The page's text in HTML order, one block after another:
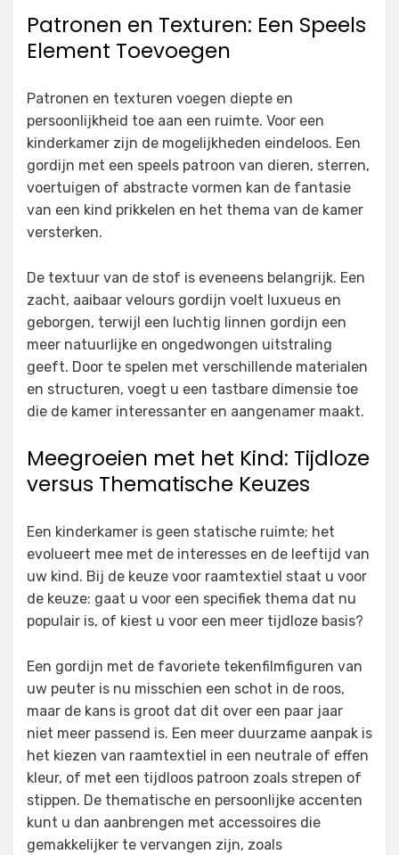
Patronen en Texturen: Een Speels
Element Toevoegen
Patronen en texturen voegen diepte en
persoonlijkheid toe aan een ruimte. Voor een
kinderkamer zijn de mogelijkheden eindeloos. Een
gordijn met een speels patroon van dieren, sterren,
voertuigen of abstracte vormen kan de fantasie
van een kind prikkelen en het thema van de kamer
versterken.
De textuur van de stof is eveneens belangrijk. Een
zacht, aaibaar velours gordijn voelt luxueus en
geborgen, terwijl een luchtig linnen gordijn een
meer natuurlijke en ongedwongen uitstraling
geeft. Door te spelen met verschillende materialen
en structuren, voegt u een tastbare dimensie toe
die de kamer interessanter en aangenamer maakt.
Meegroeien met het Kind: Tijdloze
versus Thematische Keuzes
Een kinderkamer is geen statische ruimte; het
evolueert mee met de interesses en de leeftijd van
uw kind. Bij de keuze voor raamtextiel staat u voor
de keuze: gaat u voor een specifiek thema dat nu
populair is, of kiest u voor een meer tijdloze basis?
Een gordijn met de favoriete tekenfilmfiguren van
uw peuter is nu misschien een schot in de roos,
maar de kans is groot dat dit over een paar jaar
niet meer passend is. Een meer duurzame aanpak is
het kiezen van raamtextiel in een neutrale of effen
kleur, of met een tijdloos patroon zoals strepen of
stippen. De thematische en persoonlijke accenten
kunt u dan aanbrengen met accessoires die
gemakkelijker te vervangen zijn, zoals